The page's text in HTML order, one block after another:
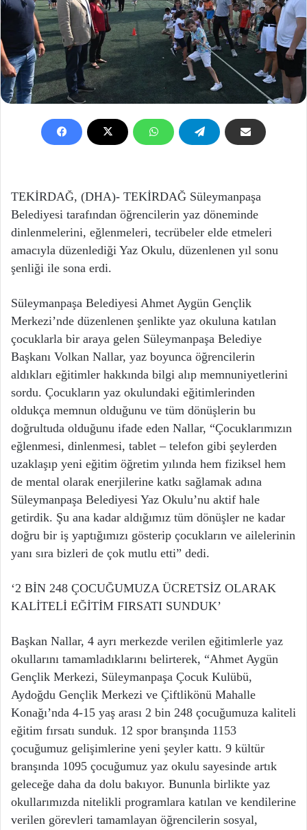
TEKİRDAĞ, (DHA)- TEKİRDAĞ Süleymanpaşa
Belediyesi tarafından öğrencilerin yaz döneminde
dinlenmelerini, eğlenmeleri, tecrübeler elde etmeleri
amacıyla düzenlediği Yaz Okulu, düzenlenen yıl sonu
şenliği ile sona erdi.
Süleymanpaşa Belediyesi Ahmet Aygün Gençlik
Merkezi’nde düzenlenen şenlikte yaz okuluna katılan
çocuklarla bir araya gelen Süleymanpaşa Belediye
Başkanı Volkan Nallar, yaz boyunca öğrencilerin
aldıkları eğitimler hakkında bilgi alıp memnuniyetlerini
sordu. Çocukların yaz okulundaki eğitimlerinden
oldukça memnun olduğunu ve tüm dönüşlerin bu
doğrultuda olduğunu ifade eden Nallar, “Çocuklarımızın
eğlenmesi, dinlenmesi, tablet – telefon gibi şeylerden
uzaklaşıp yeni eğitim öğretim yılında hem fiziksel hem
de mental olarak enerjilerine katkı sağlamak adına
Süleymanpaşa Belediyesi Yaz Okulu’nu aktif hale
getirdik. Şu ana kadar aldığımız tüm dönüşler ne kadar
doğru bir iş yaptığımızı gösterip çocukların ve ailelerinin
yanı sıra bizleri de çok mutlu etti” dedi.
‘2 BİN 248 ÇOCUĞUMUZA ÜCRETSİZ OLARAK
KALİTELİ EĞİTİM FIRSATI SUNDUK’
Başkan Nallar, 4 ayrı merkezde verilen eğitimlerle yaz
okullarını tamamladıklarını belirterek, “Ahmet Aygün
Gençlik Merkezi, Süleymanpaşa Çocuk Kulübü,
Aydoğdu Gençlik Merkezi ve Çiftlikönü Mahalle
Konağı’nda 4-15 yaş arası 2 bin 248 çocuğumuza kaliteli
eğitim fırsatı sunduk. 12 spor branşında 1153
çocuğumuz gelişimlerine yeni şeyler kattı. 9 kültür
branşında 1095 çocuğumuz yaz okulu sayesinde artık
geleceğe daha da dolu bakıyor. Bununla birlikte yaz
okullarımızda nitelikli programlara katılan ve kendilerine
verilen görevleri tamamlayan öğrencilerin sosyal,